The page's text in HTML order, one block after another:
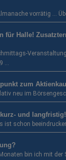
vorrätig …
für Halle!
…
zum
neu im
und langfristig!
ist schon
bin ich mit der